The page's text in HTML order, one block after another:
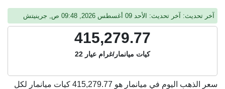
آخر تحديث: آخر تحديث: الأحد 09 أغسطس 2026, 09:48 ص, جرينيتش
415,279.77
كيات ميانمار/غرام عيار 22
سعر الذهب اليوم في ميانمار هو 415,279.77 كيات ميانمار لكل